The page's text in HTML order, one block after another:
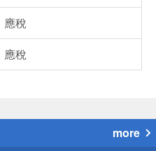
應稅
應稅
more